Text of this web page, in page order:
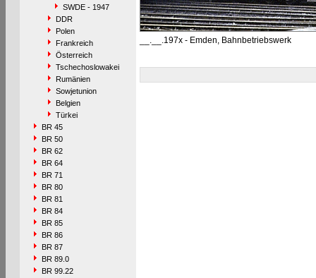
SWDE - 1947
DDR
Polen
Frankreich
Österreich
Tschechoslowakei
Rumänien
Sowjetunion
Belgien
Türkei
BR 45
BR 50
BR 62
BR 64
BR 71
BR 80
BR 81
BR 84
BR 85
BR 86
BR 87
BR 89.0
BR 99.22
__.__.197x - Emden, Bahnbetriebswerk